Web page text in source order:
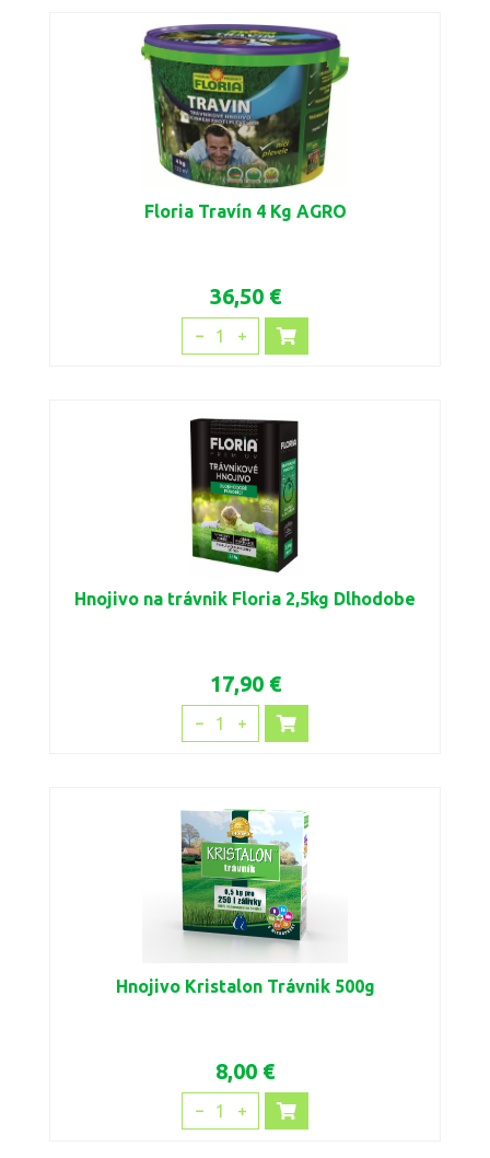
Floria Travín 4 Kg AGRO
36,50 €
1
Hnojivo na trávnik Floria 2,5kg Dlhodobe
17,90 €
1
Hnojivo Kristalon Trávnik 500g
8,00 €
1